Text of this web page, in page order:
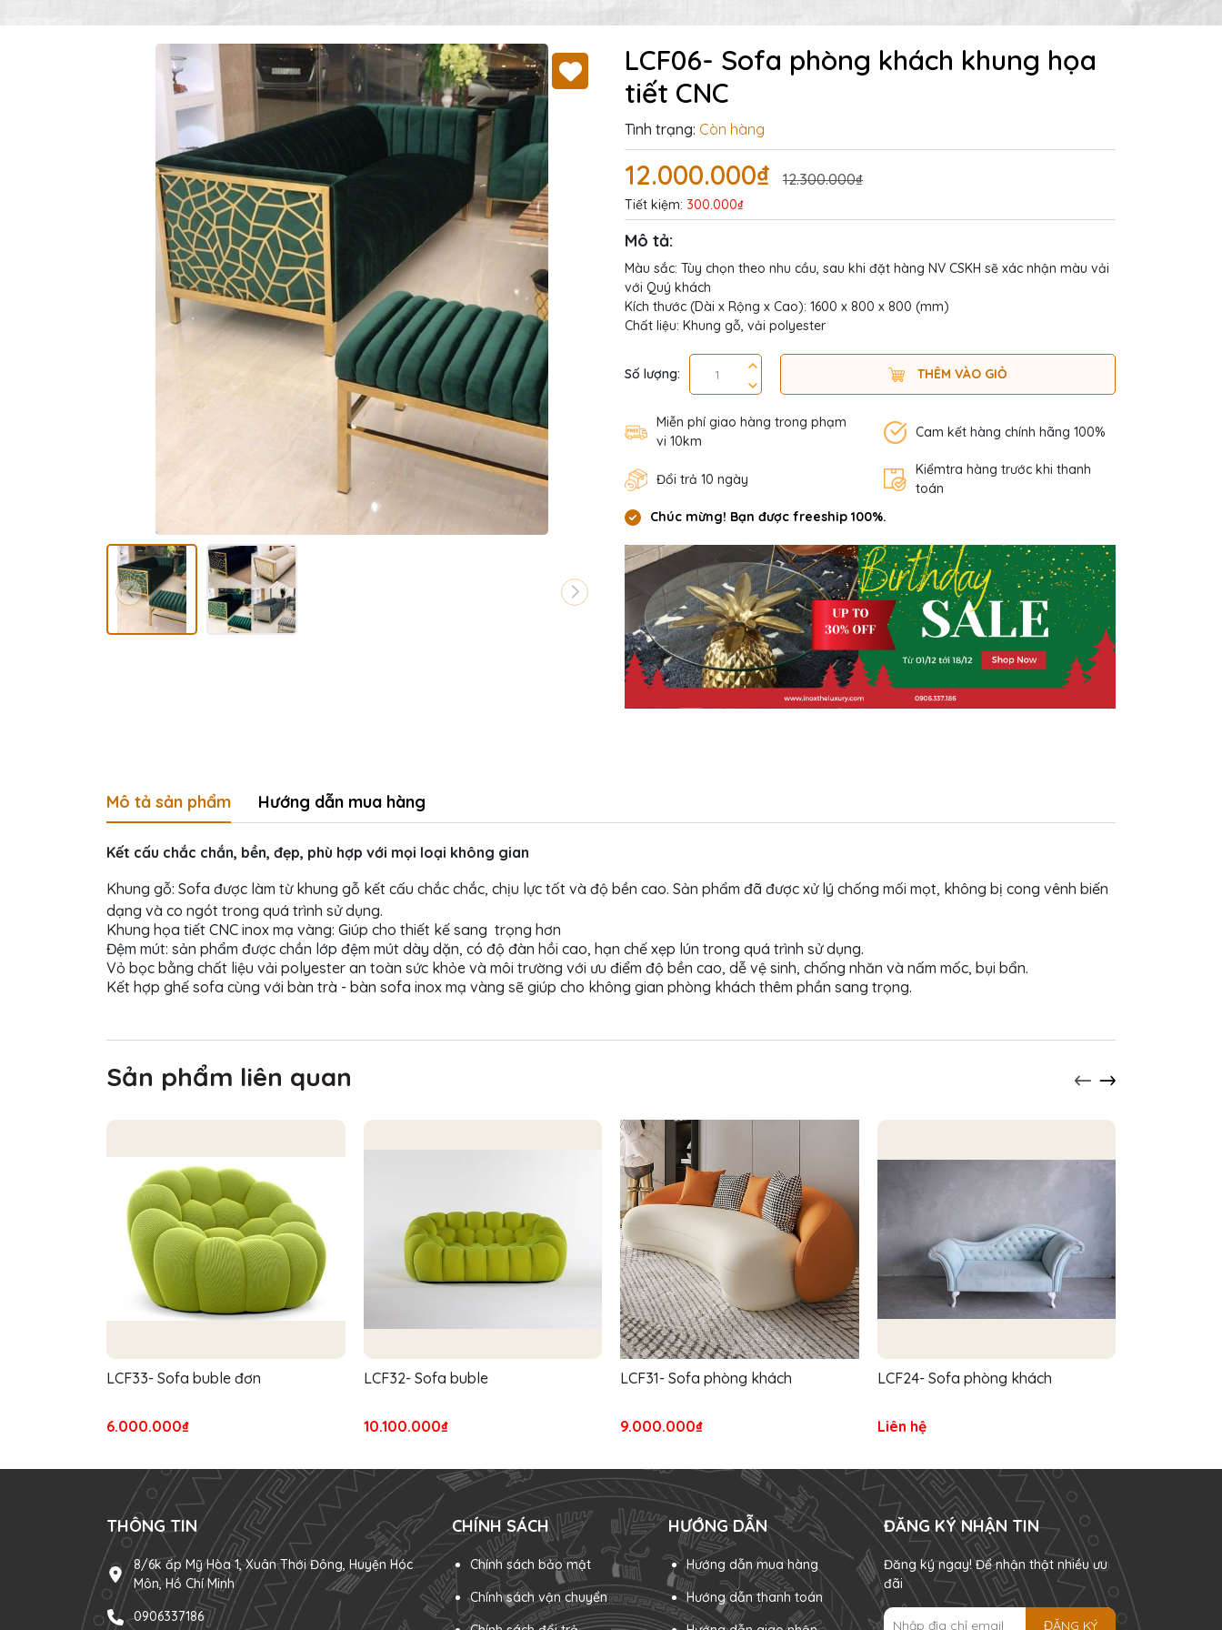
LCF06- Sofa phòng khách khung họa
tiết CNC
Tình trạng: Còn hàng
12.000.000₫ 12.300.000₫
Tiết kiệm: 300.000₫
Mô tả:
Màu sắc: Tùy chọn theo nhu cầu, sau khi đặt hàng NV CSKH sẽ xác nhận màu vải
với Quý khách
Kích thước (Dài x Rộng x Cao): 1600 x 800 x 800 (mm)
Chất liệu: Khung gỗ, vải polyester
Số lượng: THÊM VÀO GIỎ
Miễn phí giao hàng trong phạm
vi 10km
Cam kết hàng chính hãng 100%
Đổi trả 10 ngày
Kiểmtra hàng trước khi thanh
toán
Chúc mừng! Bạn được freeship 100%.
Mô tả sản phẩm Hướng dẫn mua hàng
Kết cấu chắc chắn, bền, đẹp, phù hợp với mọi loại không gian
Khung gỗ: Sofa được làm từ khung gỗ kết cấu chắc chắc, chịu lực tốt và độ bền cao. Sản phẩm đã được xử lý chống mối mọt, không bị cong vênh biến
dạng và co ngót trong quá trình sử dụng.
Khung họa tiết CNC inox mạ vàng: Giúp cho thiết kế sang trọng hơn
Đệm mút: sản phẩm được chần lớp đệm mút dày dặn, có độ đàn hồi cao, hạn chế xẹp lún trong quá trình sử dụng.
Vỏ bọc bằng chất liệu vải polyester an toàn sức khỏe và môi trường với ưu điểm độ bền cao, dễ vệ sinh, chống nhăn và nấm mốc, bụi bẩn.
Kết hợp ghế sofa cùng với bàn trà - bàn sofa inox mạ vàng sẽ giúp cho không gian phòng khách thêm phần sang trọng.
Sản phẩm liên quan
LCF33- Sofa buble đơn
6.000.000₫
LCF32- Sofa buble
10.100.000₫
LCF31- Sofa phòng khách
9.000.000₫
LCF24- Sofa phòng khách
Liên hệ
THÔNG TIN
8/6k ấp Mỹ Hòa 1, Xuân Thới Đông, Huyện Hóc
Môn, Hồ Chí Minh
0906337186
CHÍNH SÁCH
Chính sách bảo mật
Chính sách vận chuyển
HƯỚNG DẪN
Hướng dẫn mua hàng
Hướng dẫn thanh toán
ĐĂNG KÝ NHẬN TIN
Đăng ký ngay! Để nhận thật nhiều ưu
đãi
ĐĂNG KÝ